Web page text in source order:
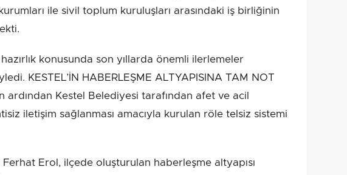
ile sivil toplum kuruluşları arasındaki iş birliğinin
konusunda son yıllarda önemli ilerlemeler
KESTEL’İN HABERLEŞME ALTYAPISINA TAM NOT
ardından Kestel Belediyesi tarafından afet ve acil
iletişim sağlanması amacıyla kurulan röle telsiz sistemi
Ferhat Erol, ilçede oluşturulan haberleşme altyapısı